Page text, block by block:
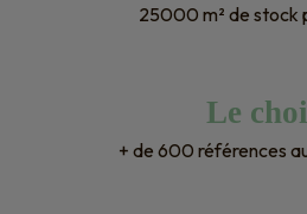
25000 m² de stock
Le
+ de 600 références